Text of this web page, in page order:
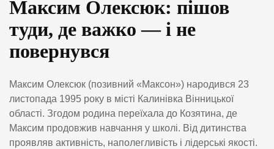
Максим Олексюк: пішов
туди, де важко — і не
повернувся
Максим Олексюк (позивний «Максон») народився 23
листопада 1995 року в місті Калинівка Вінницької
області. Згодом родина переїхала до Козятина, де
Максим продовжив навчання у школі. Від дитинства
проявляв активність, наполегливість і лідерські якості.